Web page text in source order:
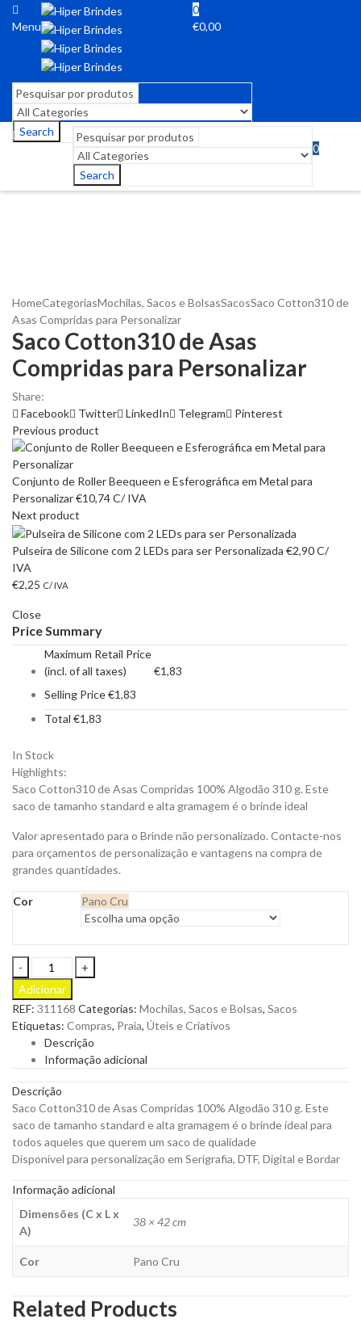
Menu
0
€0,00
Search
Search
0
HomeCategoriasMochilas, Sacos e BolsasSacosSaco Cotton310 de
Asas Compridas para Personalizar
Saco Cotton310 de Asas
Compridas para Personalizar
Share:
Facebook
Twitter LinkedIn Telegram
Pinterest
Previous product
Conjunto de Roller Beequeen e Esferográfica em Metal para
Personalizar€10,74C/ IVA
Next product
Pulseira de Silicone com 2 LEDs para ser Personalizada €2,90C/
IVA
€2,25 C/ IVA
Close
Price Summary
Maximum Retail Price
(incl. of all taxes)
€1,83
Selling Price€1,83
Total €1,83
In Stock
Highlights:
Saco Cotton310 de Asas Compridas 100% Algodão 310 g. Este
saco de tamanho standard e alta gramagem é o brinde ideal
Valor apresentado para o Brinde não personalizado. Contacte-nos
para orçamentos de personalização e vantagens na compra de
grandes quantidades.
Cor Pano Cru
Saco
Cotton310
de
Asas
Compridas
para
Personalizar
Adicionar
REF: 311168 Categorias: Mochilas, Sacos e Bolsas, Sacos
Etiquetas: Compras, Praia, Úteis e Criativos
Descrição
Informação adicional
Descrição
Saco Cotton310 de Asas Compridas 100% Algodão 310 g. Este
saco de tamanho standard e alta gramagem é o brinde ideal para
todos aqueles que querem um saco de qualidade
Disponível para personalização em Serigrafia, DTF, Digital e Bordar
Informação adicional
Dimensões (C x L x
A)
38 × 42 cm
Cor Pano Cru
Related Products